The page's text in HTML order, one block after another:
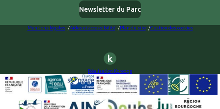
Newsletter du Parc
Mentions légales Aides et accessibilité Plan du site Gestion des cookies
Réalisation Koredge